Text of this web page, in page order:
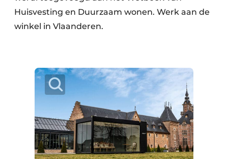
Huisvesting en Duurzaam wonen. Werk aan de
winkel in Vlaanderen.